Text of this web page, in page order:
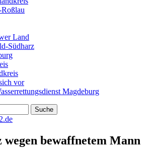
Roßlau
Land
Südharz
vor
Magdeburg
wegen bewaffnetem Mann